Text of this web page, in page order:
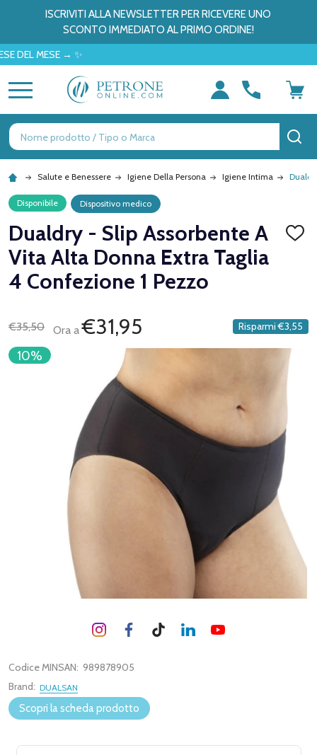
ISCRIVITI ALLA NEWSLETTER PER RICEVERE UNO
SCONTO IMMEDIATO AL PRIMO ORDINE!
MESE → ✨
Ricerca
Salute e Benessere Igiene Della Persona Igiene Intima
Disponibile Dispositivo medico
Dualdry - Slip Assorbente A
Vita Alta Donna Extra Taglia
4 Confezione 1 Pezzo
€35,50 Ora a€31,95 Risparmi €3,55
10%
Codice MINSAN: 989878905
Brand: DUALSAN
Scopri la scheda prodotto